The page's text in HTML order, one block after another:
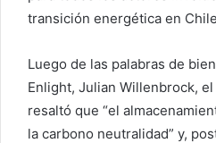
transición energética en
Luego de las palabras de
Enlight, Julian Willenbrock,
resaltó que “el
la carbono neutralidad” y,